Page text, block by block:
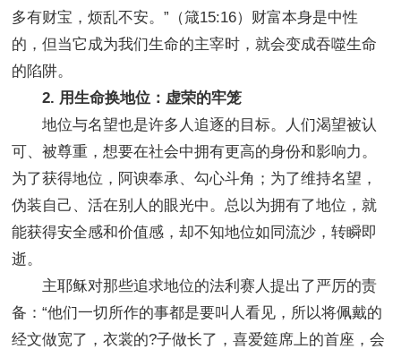
多有财宝，烦乱不安。”（箴15:16）财富本身是中性
的，但当它成为我们生命的主宰时，就会变成吞噬生命
的陷阱。
2. 用生命换地位：虚荣的牢笼
地位与名望也是许多人追逐的目标。人们渴望被认
可、被尊重，想要在社会中拥有更高的身份和影响力。
为了获得地位，阿谀奉承、勾心斗角；为了维持名望，
伪装自己、活在别人的眼光中。总以为拥有了地位，就
能获得安全感和价值感，却不知地位如同流沙，转瞬即
逝。
主耶稣对那些追求地位的法利赛人提出了严厉的责
备：“他们一切所作的事都是要叫人看见，所以将佩戴的
经文做宽了，衣裳的?子做长了，喜爱筵席上的首座，会